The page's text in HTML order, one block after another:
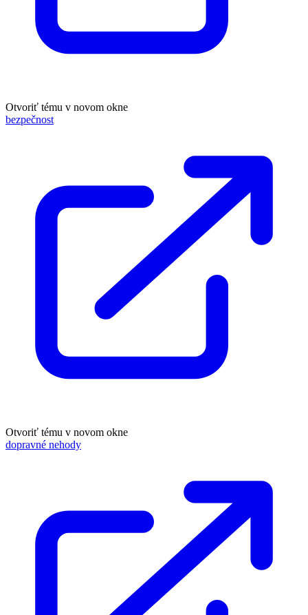
Otvoriť tému v novom okne
bezpečnost
Otvoriť tému v novom okne
dopravné nehody